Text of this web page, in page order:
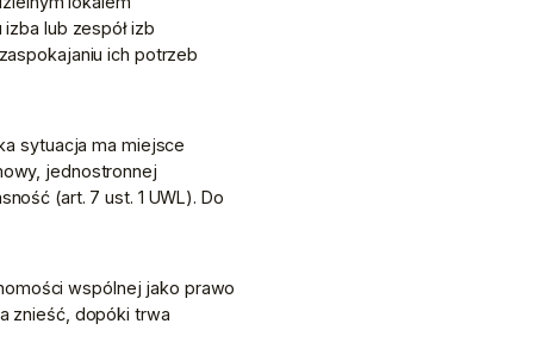
lub zespół izb
ich potrzeb
sytuacja ma miejsce
jednostronnej
(art. 7 ust. 1 UWL). Do
wspólnej jako prawo
znieść, dopóki trwa